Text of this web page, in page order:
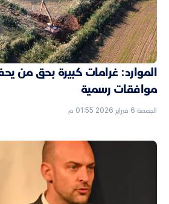
الموارد: غرامات كبيرة بحق من
موافقات رسمية
الجمعة 6 فبراير 2026 01:55 م